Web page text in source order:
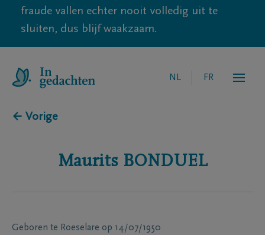
fraude vallen echter nooit volledig uit te
sluiten, dus blijf waakzaam.
NL FR
← Vorige
Maurits BONDUEL
Geboren te Roeselare op 14/07/1950